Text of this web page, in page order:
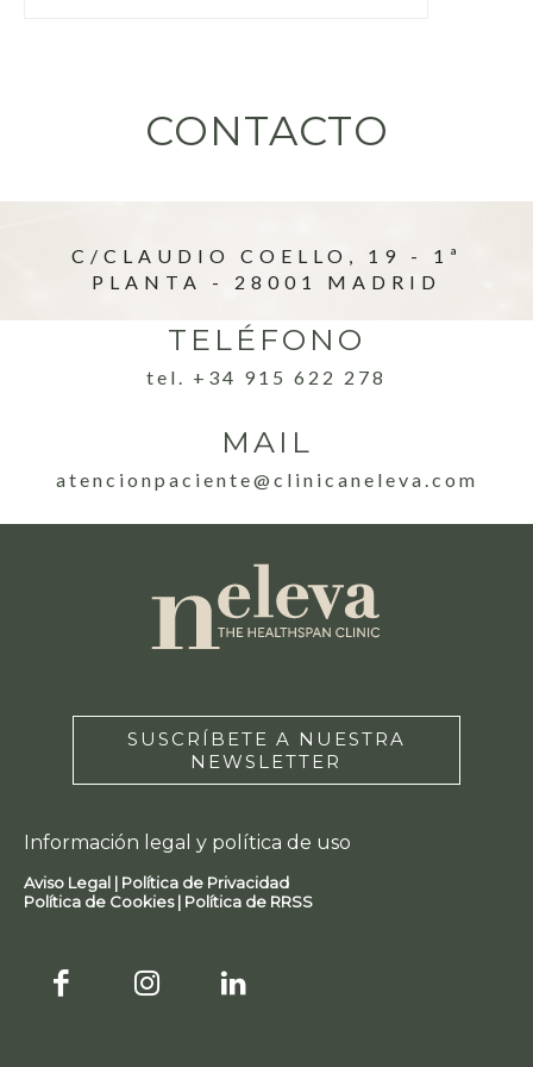
CONTACTO
C/CLAUDIO COELLO, 19 - 1ª
PLANTA - 28001 MADRID
TELÉFONO
tel. +34 915 622 278
MAIL
atencionpaciente@clinicaneleva.com
SUSCRÍBETE A NUESTRA
NEWSLETTER
Información legal y política de uso
Aviso Legal | Política de Privacidad
Política de Cookies | Política de RRSS